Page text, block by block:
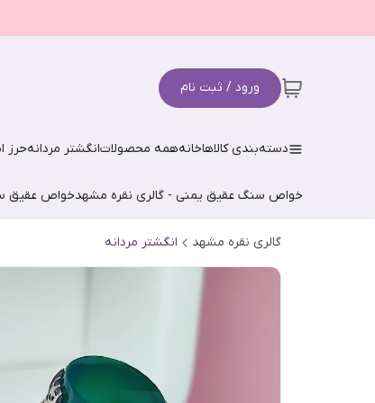
ورود / ثبت نام
دسته‌بندی کالاهاخانههمه محصولاتانگشتر مردانهحرز
خواص سنگ عقیق یمنی - گالری نقره مشهدخواص عقیق
گالری نقره مشهد انگشتر مردانه